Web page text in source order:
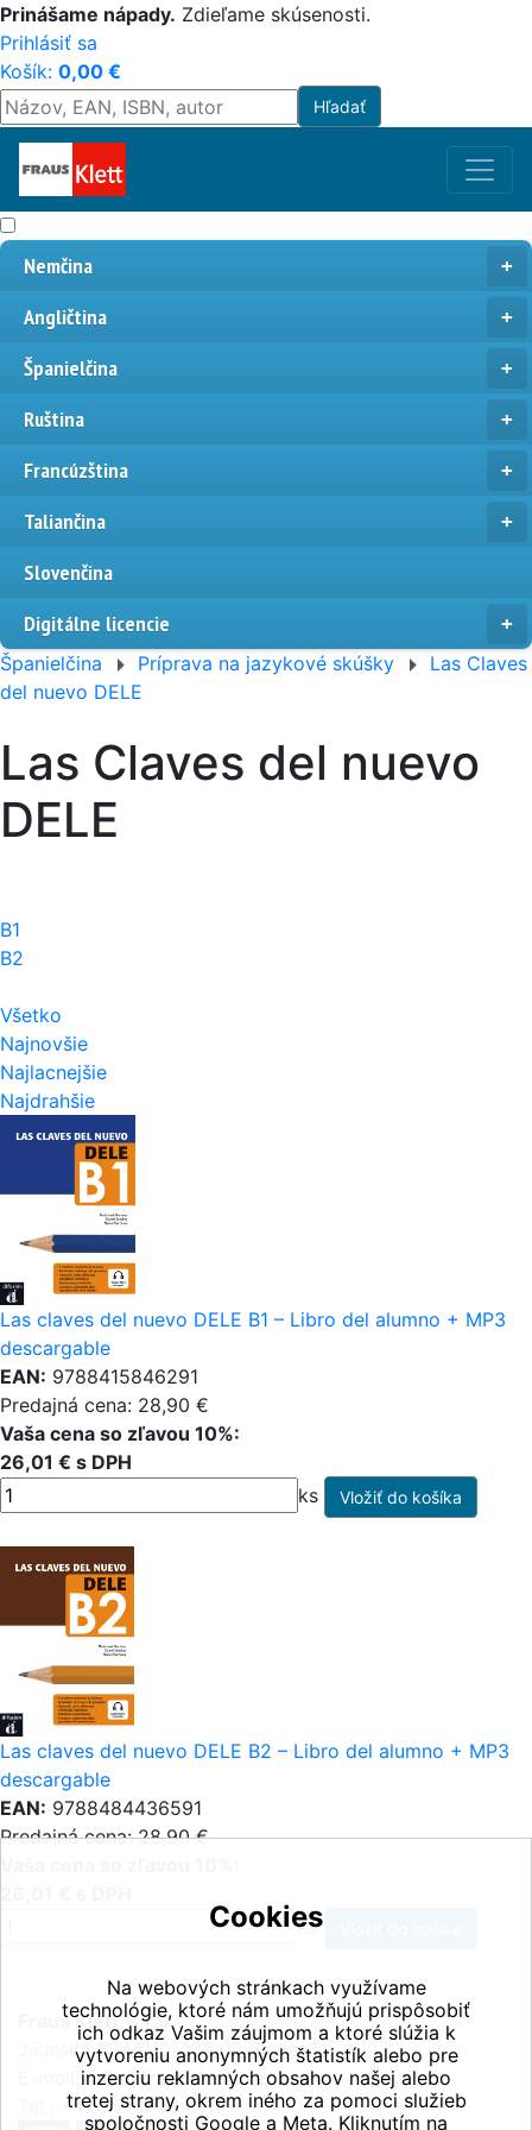
Prinášame nápady. Zdieľame skúsenosti.
Prihlásiť sa
Košík: 0,00 €
Nemčina
Angličtina
Španielčina
Ruština
Francúzština
Taliančina
Slovenčina
Digitálne licencie
Španielčina Príprava na jazykové skúšky
Las Claves
del nuevo DELE
Las Claves del nuevo
DELE
B1
B2
Všetko
Najnovšie
Najlacnejšie
Najdrahšie
Las claves del nuevo DELE B1 – Libro del alumno + MP3
descargable
EAN: 9788415846291
Predajná cena: 28,90 €
Vaša cena so zľavou 10%:
26,01 € s DPH
ks
Las claves del nuevo DELE B2 – Libro del alumno + MP3
descargable
EAN: 9788484436591
Predajná cena: 28,90 €
ks
Fraus Klett, s.r.o.
Jičínská 2348/10, 130 00 Praha 3
E-mail:info@fraus-klett.cz
Tel.: +420 233 084 111
Cookies
Na webových stránkach využívame
technológie, ktoré nám umožňujú prispôsobiť
ich odkaz Vašim záujmom a ktoré slúžia k
vytvoreniu anonymných štatistík alebo pre
inzerciu reklamných obsahov našej alebo
tretej strany, okrem iného za pomoci služieb
spoločnosti Google a Meta. Kliknutím na